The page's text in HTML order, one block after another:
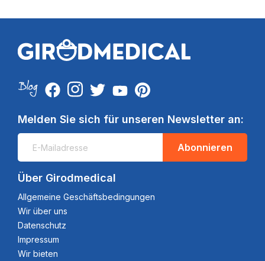
Melden Sie sich für unseren Newsletter an:
Abonnieren
Über Girodmedical
Allgemeine Geschäftsbedingungen
Wir über uns
Datenschutz
Impressum
Wir bieten